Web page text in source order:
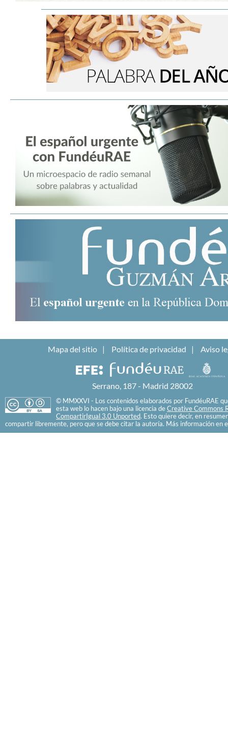
Mapa del sitio Política de privacidad Aviso
Serrano, 187 - Madrid 28002
© MMXXVI - Los contenidos elaborados por FundéuRAE
esta web lo hacen bajo una licencia de Creative Commons
CompartirIgual 3.0 Unported. Esto quiere decir, en
compartir libremente, pero que se debe citar la autoría. Más información en